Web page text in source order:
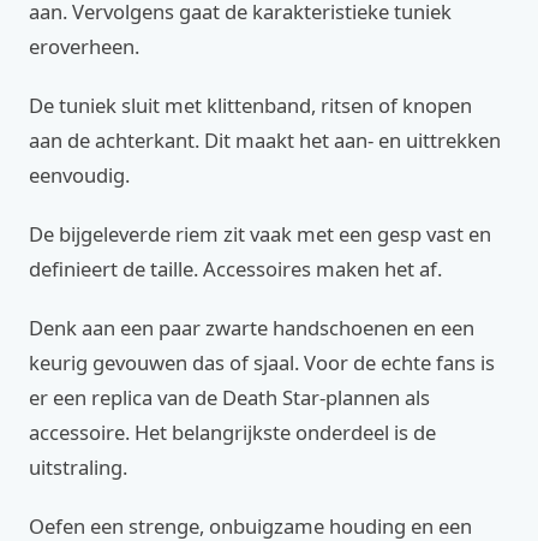
aan. Vervolgens gaat de karakteristieke tuniek
eroverheen.
De tuniek sluit met klittenband, ritsen of knopen
aan de achterkant. Dit maakt het aan- en uittrekken
eenvoudig.
De bijgeleverde riem zit vaak met een gesp vast en
definieert de taille. Accessoires maken het af.
Denk aan een paar zwarte handschoenen en een
keurig gevouwen das of sjaal. Voor de echte fans is
er een replica van de Death Star-plannen als
accessoire. Het belangrijkste onderdeel is de
uitstraling.
Oefen een strenge, onbuigzame houding en een